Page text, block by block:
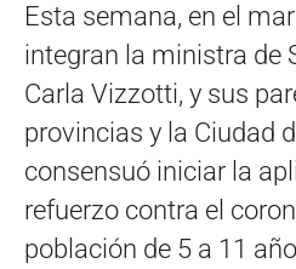
Esta semana, en el
integran la ministra de
Carla Vizzotti, y sus
provincias y la Ciudad
consensuó iniciar la
refuerzo contra el
población de 5 a 11